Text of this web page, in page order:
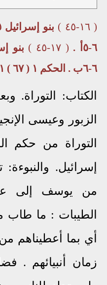
( ١٦-٤٥ )
٦-٥أ .
( ١٧-٤٥ )
٦-٦ب . الحكم ١ ( ٦٧ ) ١١د
الكتاب: التوراة.
الزبور وعيسى
التوراة من حكم
إسرائيل. والنبوءة:
من يوسف إلى
الطيبات : ما طاب
أي بما أعطيناهم
زمان أنبيائهم .